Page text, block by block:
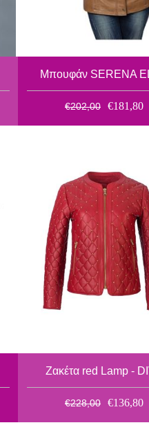
Μπουφάν SERENA
€202,00 €181,80
Ζακέτα red Lamp -
€228,00 €136,80